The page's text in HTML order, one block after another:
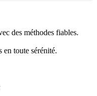
des méthodes fiables.
en toute sérénité.